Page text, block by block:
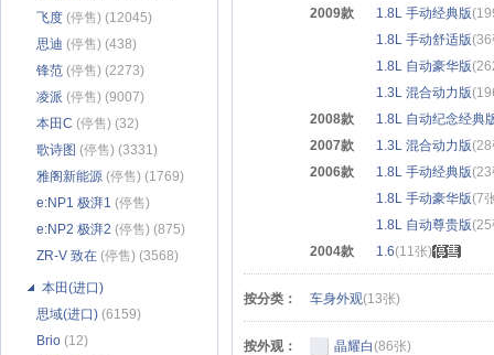
飞度 (停售) (12045)
思迪 (停售) (438)
锋范 (停售) (2273)
凌派 (停售) (9007)
本田C (停售) (32)
歌诗图 (停售) (3331)
雅阁新能源 (停售) (1769)
e:NP1 极湃1 (停售)
(1343)
e:NP2 极湃2 (停售) (875)
ZR-V 致在 (停售) (3568)
本田(进口)
思域(进口) (6159)
Brio (12)
2009款
1.8L 手动经典版
1.8L 手动舒适版(36
1.8L 自动豪华版
1.3L 混合动力版
2008款
1.8L 自动纪念经典
2007款
1.3L 混合动力版(28
2006款
1.8L 手动经典版(23
1.8L 手动豪华版(7
1.8L 自动尊贵版(25
2004款
1.6(11张)
按分类： 车身外观(13张)
按外观： 晶耀白(86张)